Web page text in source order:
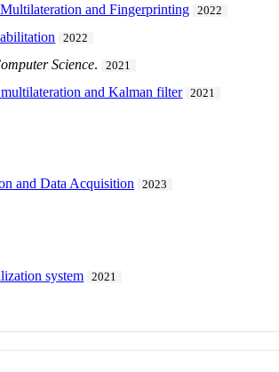
and Fingerprinting 2022
2022
Science. 2021
and Kalman filter 2021
and Data Acquisition 2023
system 2021